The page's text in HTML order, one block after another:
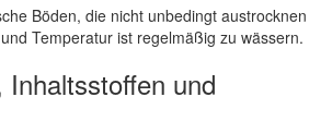
Böden, die nicht unbedingt austrocknen
Temperatur ist regelmäßig zu wässern.
und